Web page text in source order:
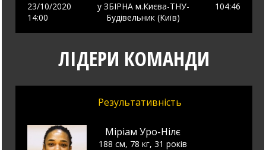
23/10/2020
14:00
у ЗБІРНА м.Києва-ТНУ-
Будівельник (Київ)
104:46
ЛІДЕРИ КОМАНДИ
Результативність
Міріам Уро-Нілє
188 см, 78 кг, 31 років